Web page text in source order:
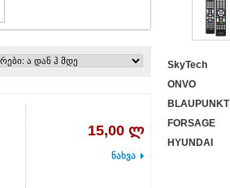
15,00 ლ
ნახვა
SkyTech
ONVO
BLAUPUNKT
FORSAGE
HYUNDAI